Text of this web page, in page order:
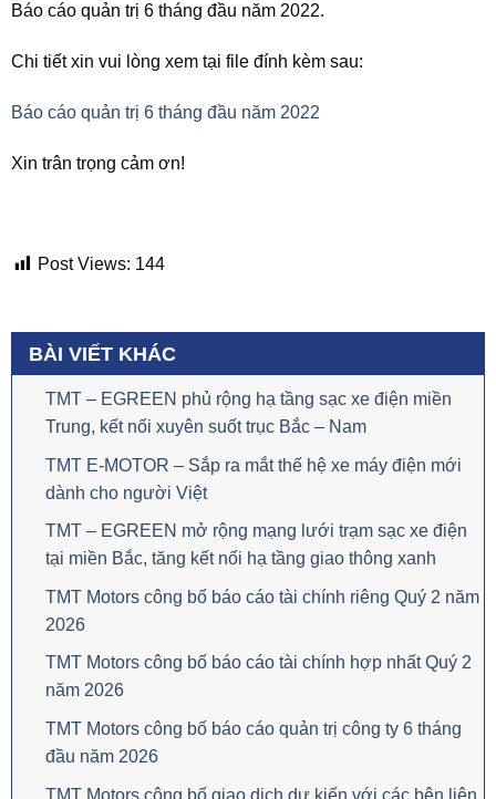
Báo cáo quản trị 6 tháng đầu năm 2022.
Chi tiết xin vui lòng xem tại file đính kèm sau:
Báo cáo quản trị 6 tháng đầu năm 2022
Xin trân trọng cảm ơn!
Post Views: 144
BÀI VIẾT KHÁC
TMT – EGREEN phủ rộng hạ tầng sạc xe điện miền
Trung, kết nối xuyên suốt trục Bắc – Nam
TMT E-MOTOR – Sắp ra mắt thế hệ xe máy điện mới
dành cho người Việt
TMT – EGREEN mở rộng mạng lưới trạm sạc xe điện
tại miền Bắc, tăng kết nối hạ tầng giao thông xanh
TMT Motors công bố báo cáo tài chính riêng Quý 2 năm
2026
TMT Motors công bố báo cáo tài chính hợp nhất Quý 2
năm 2026
TMT Motors công bố báo cáo quản trị công ty 6 tháng
đầu năm 2026
TMT Motors công bố giao dịch dự kiến với các bên liên